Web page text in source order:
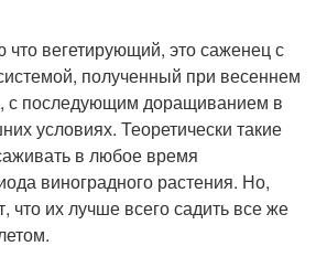
вегетирующий, это саженец с
полученный при весеннем
с последующим доращиванием в
условиях. Теоретически такие
в любое время
виноградного растения. Но,
что их лучше всего садить все же